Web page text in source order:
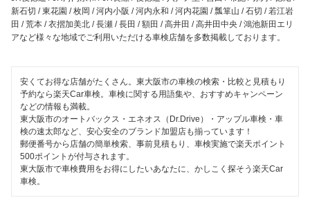
豊能郡
寝屋川市
羽曳野市
阪南市
枚方市
安心WE！車検
新石切 / 東花園 / 枚岡 / 河内小阪 / 河内永和 / 河内花園 / 瓢箪山 / 石切 / 若江岩
田 / 荒本 / 衣摺加美北 / 長瀬 / 長田 / 額田 / 高井田 / 高井田中央 / 鴻池新田エリ
アなど様々な地域でご利用いただける車検店舗を多数掲載しております。
安くてお得な店舗がたくさん。東大阪市の車検の検索・比較と見積もり
予約なら楽天Car車検。車検に関する用語集や、おすすめキャンペーン
などの情報も満載。
東大阪市のオートバックス・エネオス（Dr.Drive）・アップル車検・車
検の速太郎など、安心安全のブランド加盟店も揃っています！
郵便番号から店舗の簡単検索、事前見積もり、車検実施で楽天ポイント
500ポイントが付与されます。
東大阪市で車検費用をお得にしたいあなたに、かしこく探そう楽天Car
車検。